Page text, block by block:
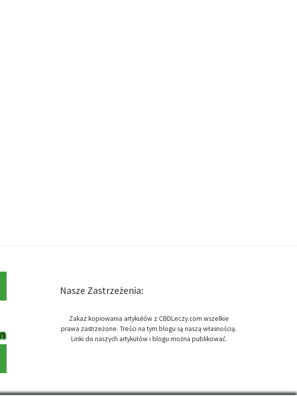
Nasze Zastrzeżenia:
Zakaz kopiowania artykułów z CBDLeczy.com wszelkie
prawa zastrzeżone. Treści na tym blogu są naszą własnością.
Linki do naszych artykułów i blogu można publikować.